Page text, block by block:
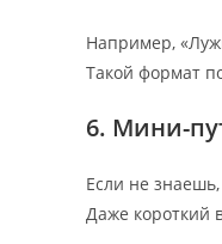
Например,
Такой формат
6. Мини-
Если не
Даже короткий